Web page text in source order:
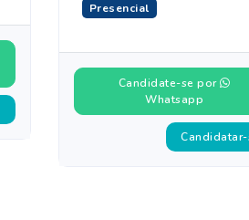
Presencial
Candidate-se por
Whatsapp